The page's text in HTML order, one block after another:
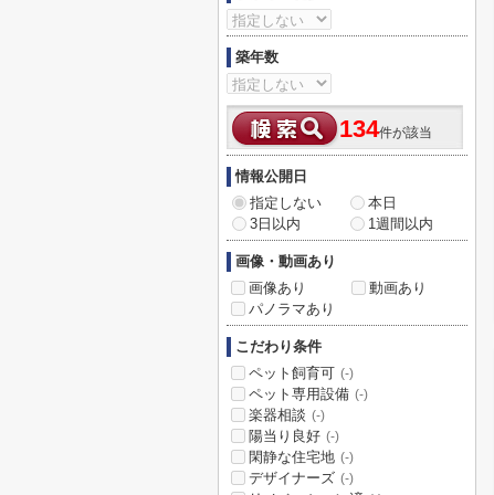
築年数
134件が該当
情報公開日
指定しない
本日
3日以内
1週間以内
画像・動画あり
画像あり
動画あり
パノラマあり
こだわり条件
ペット飼育可 (-)
ペット専用設備 (-)
楽器相談 (-)
陽当り良好 (-)
閑静な住宅地 (-)
デザイナーズ (-)